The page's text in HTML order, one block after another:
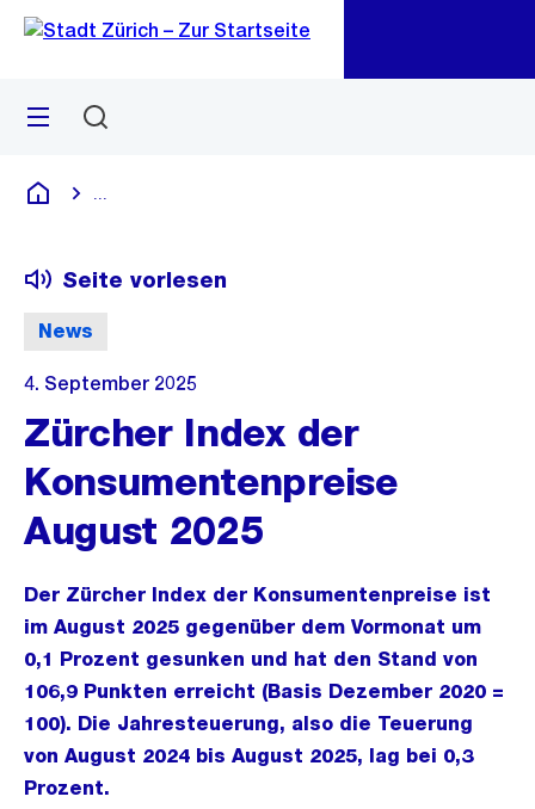
Navigation
Sprunglink
Menü
Deutsch
News
Seite vorlesen
4. September 2025
Zürcher Index der
Konsumentenpreise
August 2025
Der Zürcher Index der Konsumentenpreise ist
im August 2025 gegenüber dem Vormonat um
0,1 Prozent gesunken und hat den Stand von
106,9 Punkten erreicht (Basis Dezember 2020 =
100). Die Jahresteuerung, also die Teuerung
von August 2024 bis August 2025, lag bei 0,3
Prozent.